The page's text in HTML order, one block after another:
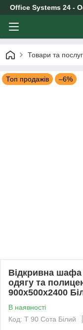
Office Systems 24 -
Товари та
Топ продажів –6%
Відкривна шафа
одягу та
900х500х2400
В наявності
Код: Т 90 Сота Білий